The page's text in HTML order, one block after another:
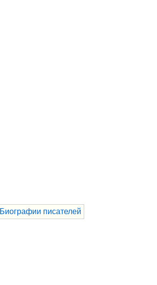
Биографии писателей